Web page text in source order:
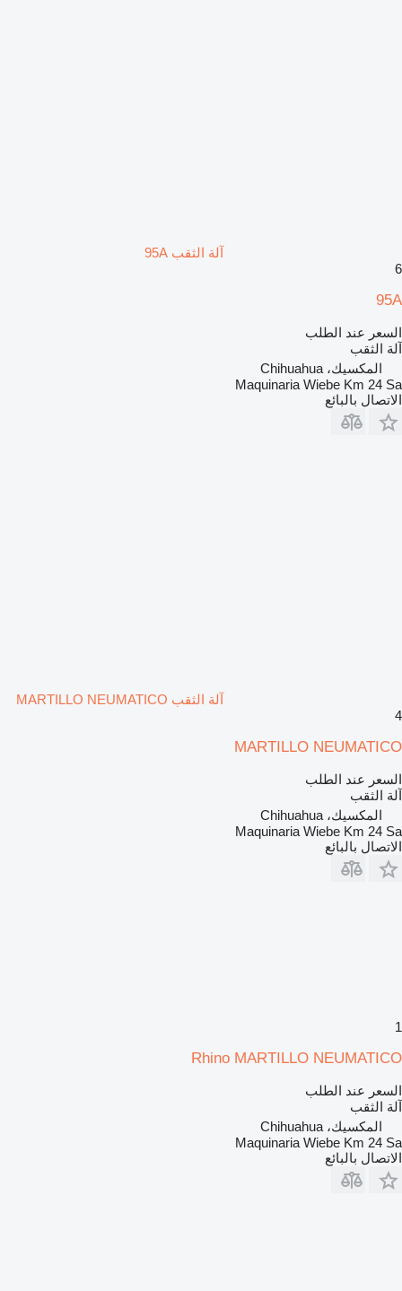
آلة الثقب 95A
6
95A
السعر عند الطلب
آلة الثقب
المكسيك، Chihuahua
Maquinaria Wiebe Km 24 Sa
الاتصال بالبائع
آلة الثقب MARTILLO NEUMATICO
4
MARTILLO NEUMATICO
السعر عند الطلب
آلة الثقب
المكسيك، Chihuahua
Maquinaria Wiebe Km 24 Sa
الاتصال بالبائع
1
Rhino MARTILLO NEUMATICO
السعر عند الطلب
آلة الثقب
المكسيك، Chihuahua
Maquinaria Wiebe Km 24 Sa
الاتصال بالبائع